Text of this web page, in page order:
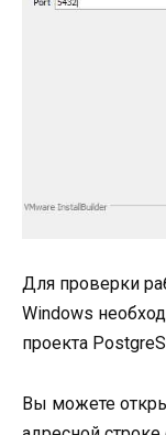
Для проверки
Windows
проекта
Вы можете